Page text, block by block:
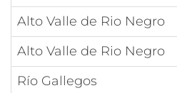
Alto Valle de Rio Negro
Alto Valle de Rio Negro
Río Gallegos